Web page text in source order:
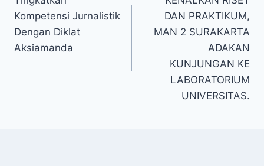
navigation
Kompetensi Jurnalistik
Dengan Diklat
Aksiamanda
DAN PRAKTIKUM,
MAN 2 SURAKARTA
ADAKAN
KUNJUNGAN KE
LABORATORIUM
UNIVERSITAS.